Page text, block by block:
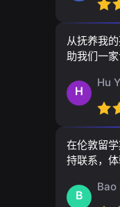
从抚养我
助我们一家
H
Hu Y
在伦敦留
持联系，体
B
Bao